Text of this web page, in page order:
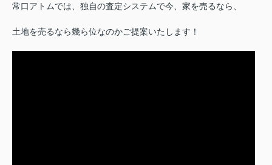
常口アトムでは、独自の査定システムで今、家を売るなら、
土地を売るなら幾ら位なのかご提案いたします！